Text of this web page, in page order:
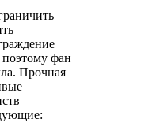
фан
Прочная